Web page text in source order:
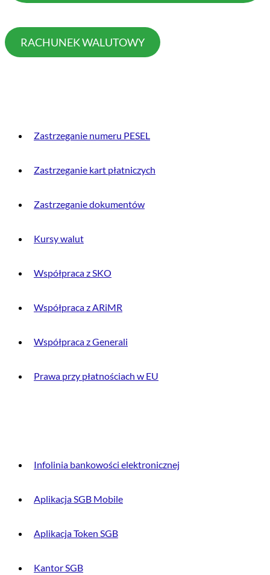
RACHUNEK WALUTOWY
Zastrzeganie numeru PESEL
Zastrzeganie kart płatniczych
Zastrzeganie dokumentów
Kursy walut
Współpraca z SKO
Współpraca z ARiMR
Współpraca z Generali
Prawa przy płatnościach w EU
Infolinia bankowości elektronicznej
Aplikacja SGB Mobile
Aplikacja Token SGB
Kantor SGB